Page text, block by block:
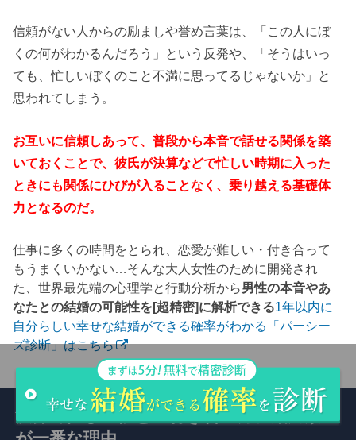
信頼がない人からの励ましや誉め言葉は、「この人にぼ
くの何がわかるんだろう」という反発や、「そうはいっ
ても、忙しいぼくのこと不満に思ってるじゃないか」と
思われてしまう。
お互いに信頼しあって、普段から本音で話せる関係を築
いておくことで、彼氏が決算などで忙しい時期に入った
ときにも関係にひびが入ることなく、乗り越える基礎体
力となるのだ。
仕事に多くの時間をとられ、恋愛が難しい・付き合って
もうまくいかない…そんな大人女性のために開発され
た、世界最先端の心理学と行動分析から男性の本音やあ
なたとの結婚の可能性を[超精密]に解析できる1年以内に
自分らしい幸せな結婚ができる確率がわかる「パーシー
ズ診断」はこちら
決算で忙しい彼との付き合い方。結局放置